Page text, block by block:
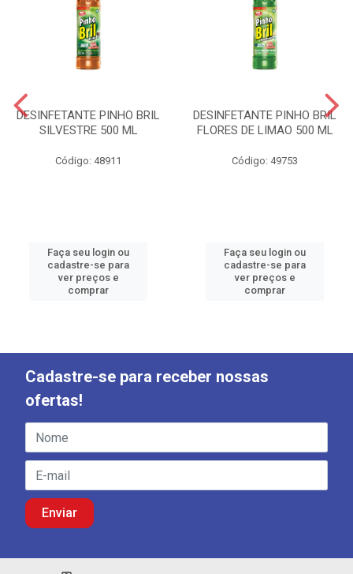
DESINFETANTE PINHO BRIL
SILVESTRE 500 ML
Código: 48911
Faça seu login ou
cadastre-se para
ver preços e
comprar
DESINFETANTE PINHO BRIL
FLORES DE LIMAO 500 ML
Código: 49753
Faça seu login ou
cadastre-se para
ver preços e
comprar
Cadastre-se para receber nossas
ofertas!